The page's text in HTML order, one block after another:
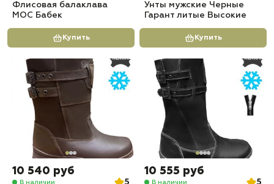
Флисовая балаклава
МОС Бабек
Купить
Унты мужские Черные
Гарант литые Высокие
Купить
10 540 руб
В наличии 5
10 555 руб
В наличии 5